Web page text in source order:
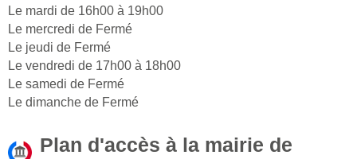
Le mardi de 16h00 à 19h00
Le mercredi de Fermé
Le jeudi de Fermé
Le vendredi de 17h00 à 18h00
Le samedi de Fermé
Le dimanche de Fermé
Plan d'accès à la mairie de